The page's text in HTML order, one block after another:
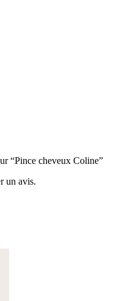
“Pince cheveux Coline”
un avis.